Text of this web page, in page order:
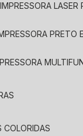
IMPRESSORA
PRETO
COLORIDAS